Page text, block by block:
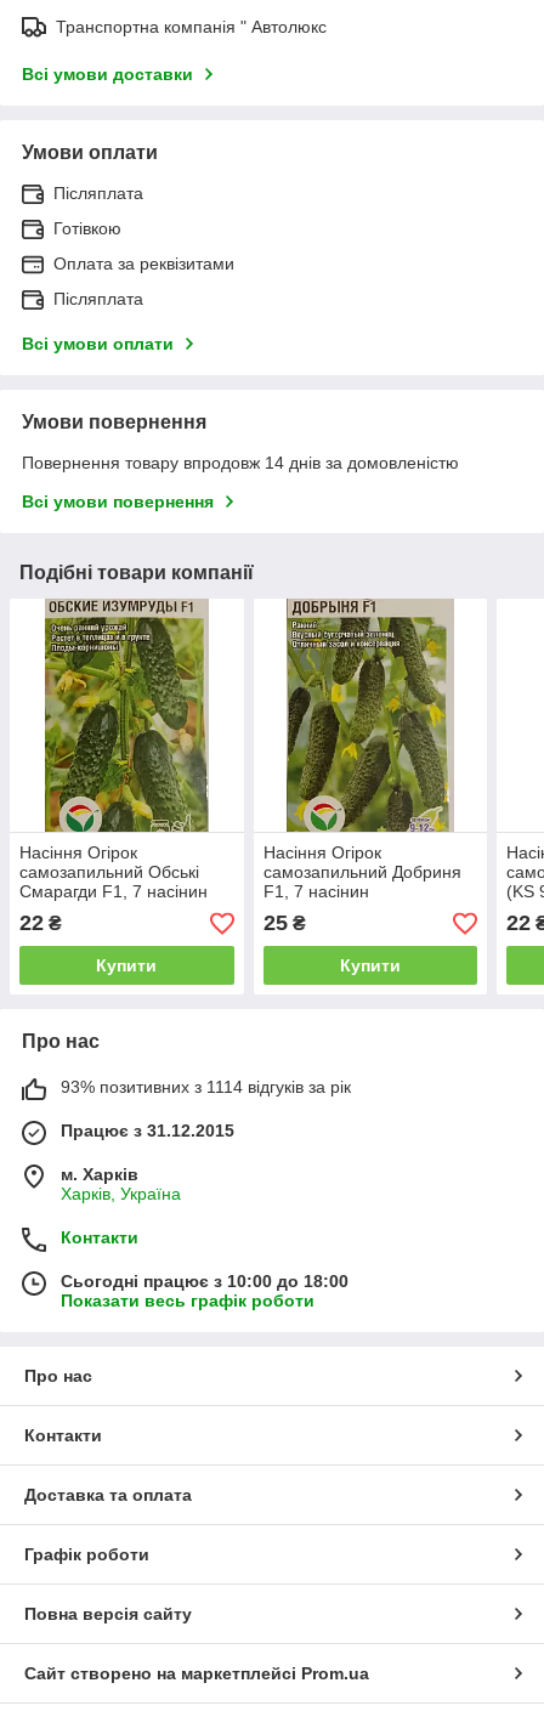
Транспортна компанія " Автолюкс
Всі умови доставки
Умови оплати
Післяплата
Готівкою
Оплата за реквізитами
Післяплата
Всі умови оплати
Умови повернення
Повернення товару впродовж 14 днів за домовленістю
Всі умови повернення
Подібні товари компанії
Насіння Огірок
самозапильний Обські
Смарагди F1, 7 насінин
22 ₴
Купити
Насіння Огірок
самозапильний Добриня
F1, 7 насінин
25₴
Купити
(KS
22
Про нас
93% позитивних з 1114 відгуків за рік
Працює з 31.12.2015
м. Харків
Харків, Україна
Контакти
Сьогодні працює з 10:00 до 18:00
Показати весь графік роботи
Про нас
Контакти
Доставка та оплата
Графік роботи
Повна версія сайту
Сайт створено на маркетплейсі Prom.ua